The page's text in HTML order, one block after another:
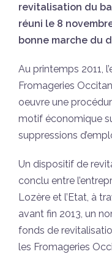
revitalisation du
réuni le 8
bonne marche du
Au printemps 2011,
Fromageries
oeuvre une
motif économique
suppressions
Un dispositif de
conclu entre
Lozère et l’Etat, à
avant fin 2013, un
fonds de
les Fromageries